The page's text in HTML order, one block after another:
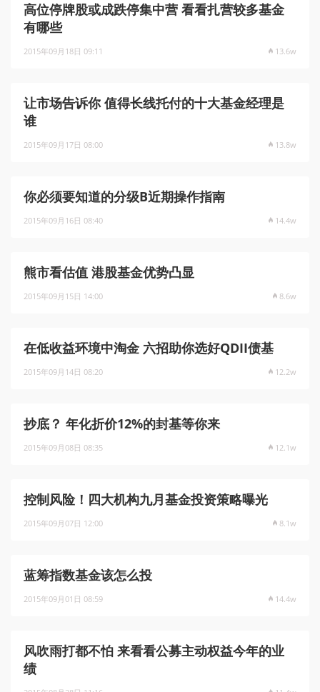
高位停牌股或成跌停集中营 看看扎营较多基金
有哪些
2015年09月18日 09:11 13.6w
让市场告诉你 值得长线托付的十大基金经理是
谁
2015年09月17日 08:00 13.8w
你必须要知道的分级B近期操作指南
2015年09月16日 08:40 14.4w
熊市看估值 港股基金优势凸显
2015年09月15日 14:00 8.6w
在低收益环境中淘金 六招助你选好QDII债基
2015年09月14日 08:20 12.2w
抄底？ 年化折价12%的封基等你来
2015年09月08日 08:35 12.1w
控制风险！四大机构九月基金投资策略曝光
2015年09月07日 12:00 8.1w
蓝筹指数基金该怎么投
2015年09月01日 08:59 14.4w
风吹雨打都不怕 来看看公募主动权益今年的业
绩